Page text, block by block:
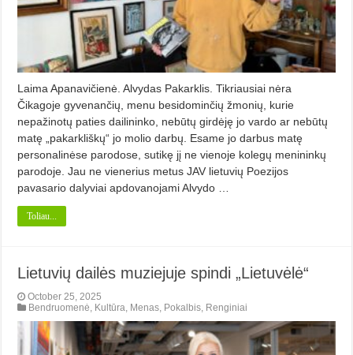
Laima Apanavičienė. Alvydas Pakarklis. Tikriausiai nėra
Čikagoje gyvenančių, menu besi­dominčių žmonių, kurie
nepažinotų pa­ties dailininko, nebūtų girdėję jo var­do ar nebūtų
matę „pakarkliškų“ jo molio darbų. Esame jo darbus matę
personalinėse parodose, sutikę jį ne vienoje kolegų menininkų
parodoje. Jau ne vienerius metus JAV lietuvių Poezijos
pavasario dalyviai apdova­no­jami Alvydo …
Toliau...
Lietuvių dailės muziejuje spindi „Lietuvėlė“
October 25, 2025
Bendruomenė, Kultūra, Menas, Pokalbis, Renginiai